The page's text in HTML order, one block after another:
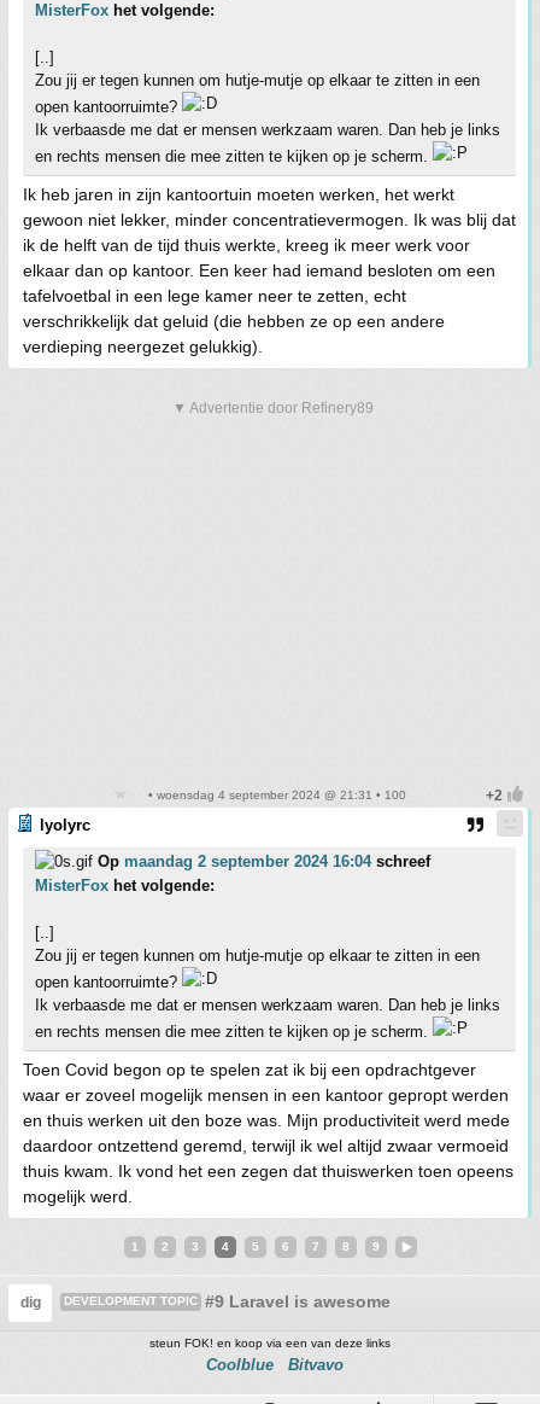
MisterFox het volgende:
[..]
Zou jij er tegen kunnen om hutje-mutje op elkaar te zitten in een
open kantoorruimte?
Ik verbaasde me dat er mensen werkzaam waren. Dan heb je links
en rechts mensen die mee zitten te kijken op je scherm.
Ik heb jaren in zijn kantoortuin moeten werken, het werkt
gewoon niet lekker, minder concentratievermogen. Ik was blij dat
ik de helft van de tijd thuis werkte, kreeg ik meer werk voor
elkaar dan op kantoor. Een keer had iemand besloten om een
tafelvoetbal in een lege kamer neer te zetten, echt
verschrikkelijk dat geluid (die hebben ze op een andere
verdieping neergezet gelukkig).
▼ Advertentie door Refinery89
• woensdag 4 september 2024 @ 21:31 • 100
lyolyrc
Op maandag 2 september 2024 16:04schreef
MisterFox het volgende:
[..]
Zou jij er tegen kunnen om hutje-mutje op elkaar te zitten in een
open kantoorruimte?
Ik verbaasde me dat er mensen werkzaam waren. Dan heb je links
en rechts mensen die mee zitten te kijken op je scherm.
Toen Covid begon op te spelen zat ik bij een opdrachtgever
waar er zoveel mogelijk mensen in een kantoor gepropt werden
en thuis werken uit den boze was. Mijn productiviteit werd mede
daardoor ontzettend geremd, terwijl ik wel altijd zwaar vermoeid
thuis kwam. Ik vond het een zegen dat thuiswerken toen opeens
mogelijk werd.
1 2 3 4 5 6 7 8 9
dig DEVELOPMENT TOPIC #9 Laravel is awesome
steun FOK! en koop via een van deze links
Coolblue Bitvavo